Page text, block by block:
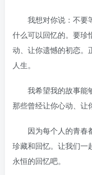
我想对你说：不要
什么可以回忆的。‌要珍
动、‌让你遗憾的初恋。‌
人生。‌‌
我希望我的故事能
那些曾经让你心动、‌让
因为每个人的青春
珍藏和回忆。‌让我们一
永恒的回忆吧。